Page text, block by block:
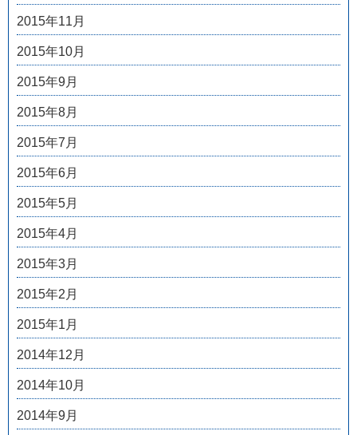
2015年11月
2015年10月
2015年9月
2015年8月
2015年7月
2015年6月
2015年5月
2015年4月
2015年3月
2015年2月
2015年1月
2014年12月
2014年10月
2014年9月